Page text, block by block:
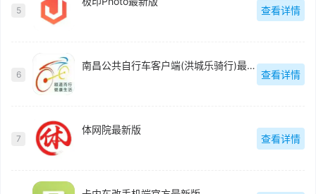
5 查看详情
6
南昌公共自行车客户端(洪城乐骑行)最新版
查看详情
7
体网院最新版
查看详情